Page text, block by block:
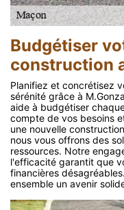
Budgétiser
construction
Planifiez et concrétisez
sérénité grâce à
aide à budgétiser
compte de vos besoins
une nouvelle
nous vous offrons des
ressources. Notre
l'efficacité garantit que
financières
ensemble un avenir